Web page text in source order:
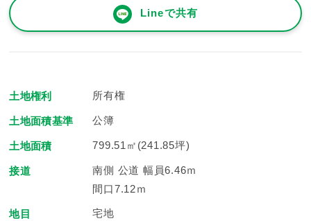
Lineで共有
土地権利 所有権
土地面積基準 公簿
土地面積 799.51㎡(241.85坪)
接道
南側 公道 幅員6.46ｍ
間口7.12ｍ
地目 宅地